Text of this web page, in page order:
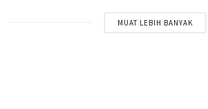
MUAT LEBIH BANYAK